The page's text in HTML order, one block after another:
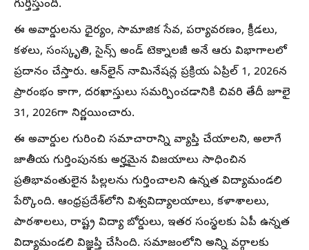
గుర్తిస్తుంది.
ఈ అవార్డులను ధైర్యం, సామాజిక సేవ, పర్యావరణం, క్రీడలు,
కళలు, సంస్కృతి, సైన్స్ అండ్ టెక్నాలజీ అనే ఆరు విభాగాలలో
ప్రదానం చేస్తారు. ఆన్‌లైన్ నామినేషన్ల ప్రక్రియ ఏప్రిల్ 1, 2026న
ప్రారంభం కాగా, దరఖాస్తులు సమర్పించడానికి చివరి తేదీ జూలై
31, 2026గా నిర్ణయించారు.
ఈ అవార్డుల గురించి సమాచారాన్ని వ్యాప్తి చేయాలని, అలాగే
జాతీయ గుర్తింపునకు అర్హమైన విజయాలు సాధించిన
ప్రతిభావంతులైన పిల్లలను గుర్తించాలని ఉన్నత విద్యామండలి
పేర్కొంది. ఆంధ్రప్రదేశ్‌లోని విశ్వవిద్యాలయాలు, కళాశాలలు,
పాఠశాలలు, రాష్ట్ర విద్యా బోర్డులు, ఇతర సంస్థలకు ఏపీ ఉన్నత
విద్యామండలి విజ్ఞప్తి చేసింది. సమాజంలోని అన్ని వర్గాలకు